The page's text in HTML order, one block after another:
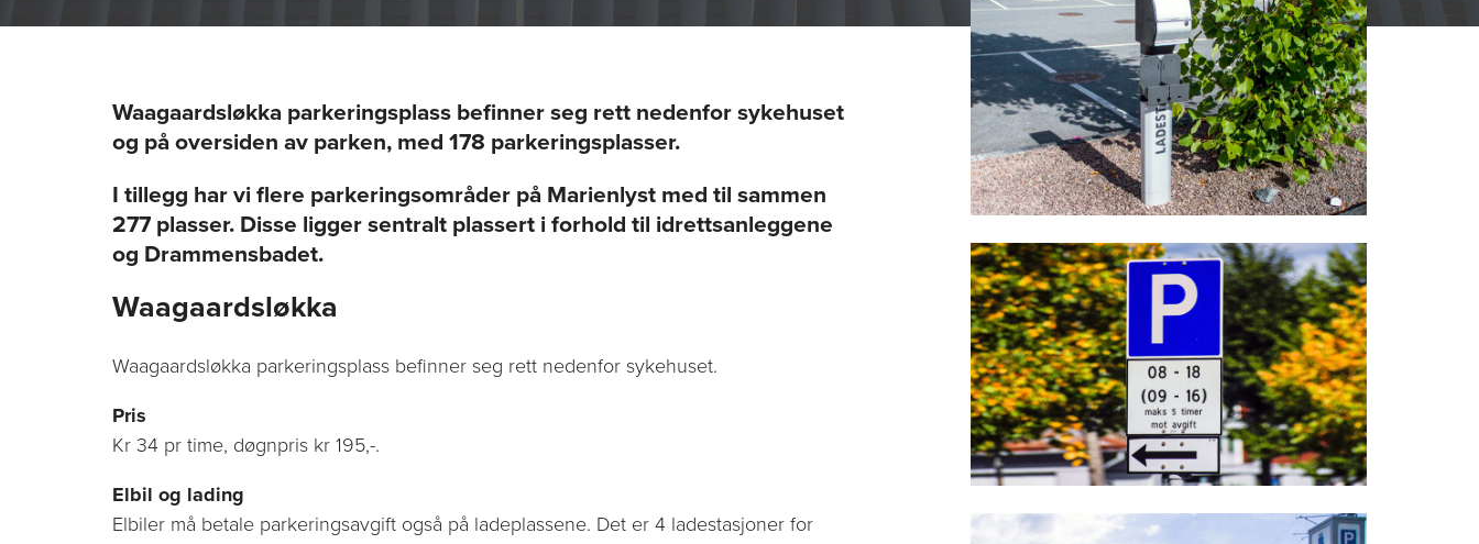
Waagaardsløkka parkeringsplass befinner seg rett nedenfor sykehuset
og på oversiden av parken, med 178 parkeringsplasser.
I tillegg har vi flere parkeringsområder på Marienlyst med til sammen
277 plasser. Disse ligger sentralt plassert i forhold til idrettsanleggene
og Drammensbadet.
Waagaardsløkka
Waagaardsløkka parkeringsplass befinner seg rett nedenfor sykehuset.
Pris
Kr 34 pr time, døgnpris kr 195,-.
Elbil og lading
Elbiler må betale parkeringsavgift også på ladeplassene. Det er 4 ladestasjoner for